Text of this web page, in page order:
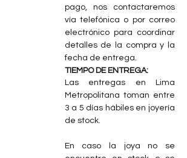
pago, nos contactaremos
vía telefónica o por correo
electrónico para coordinar
detalles de la compra y la
fecha de entrega.
TIEMPO DE ENTREGA:
Las entregas en Lima
Metropolitana toman entre
3 a 5 días hábiles en joyería
de stock.
En caso la joya no se